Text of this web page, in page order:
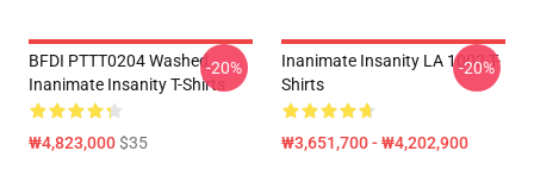
BFDI PTTT0204 Washed
Inanimate Insanity T-Shirts
₩4,823,000$35
-20%
Inanimate Insanity LA 1002 T-
Shirts
₩3,651,700 - ₩4,202,900
-20%